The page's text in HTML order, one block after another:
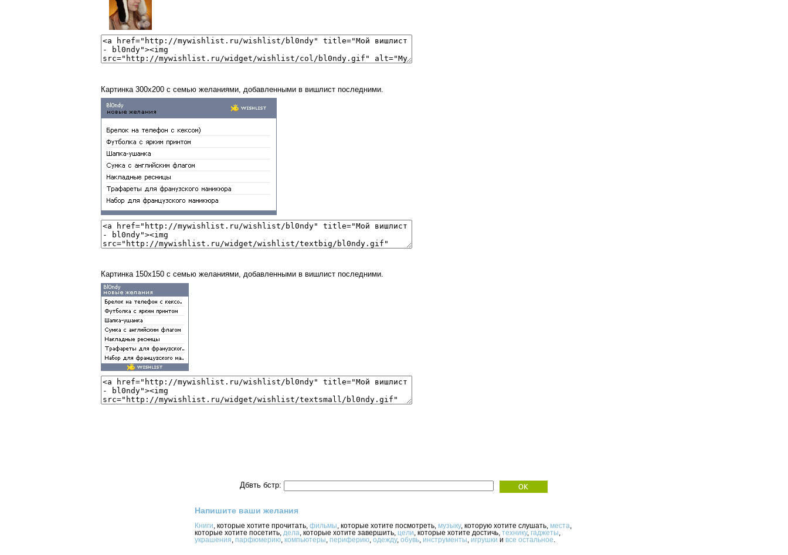
Картинка 300x200 с семью желаниями, добавленными в вишлист последними.
Картинка 150x150 с семью желаниями, добавленными в вишлист последними.
Дбвть бстр:
Напишите ваши желания
Книги , которые хотите прочитать, фильмы , которые хотите посмотреть, музыку, которую хотите слушать, места
которые хотите посетить, дела , которые хотите завершить, цели , которые хотите достичь, технику, гаджеты
украшения парфюмерию компьютеры периферию одежду, обувь инструменты игрушки и все остальное